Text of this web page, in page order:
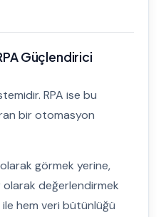
Güçlendirici
RPA ise bu
bir otomasyon
görmek yerine,
olarak değerlendirmek
hem veri bütünlüğü